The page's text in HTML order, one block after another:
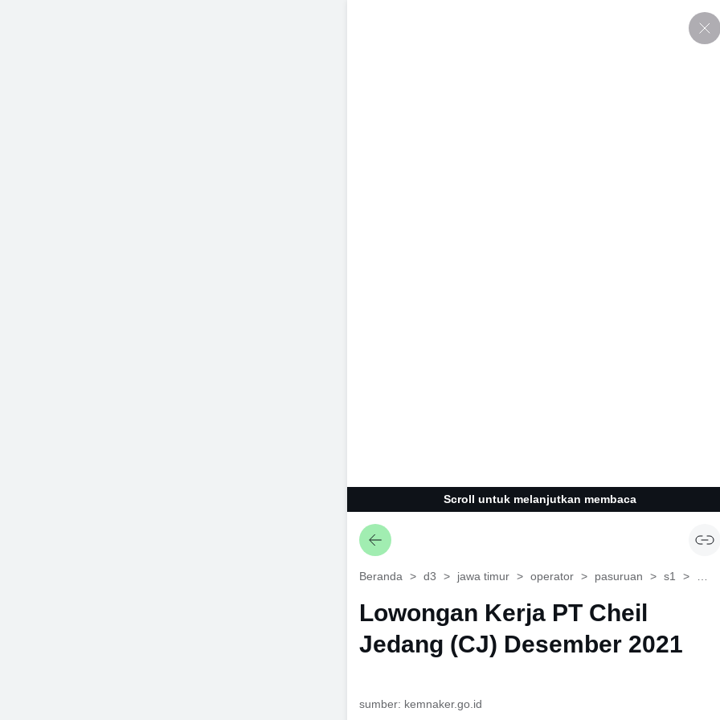
Scroll untuk melanjutkan membaca
Beranda d3 jawa timur operator pasuruan s1
Lowongan Kerja PT Cheil
Jedang (CJ) Desember 2021
sumber: kemnaker.go.id